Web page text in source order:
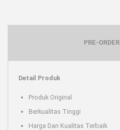
PRE-ORDER
Detail Produk
Produk Original
Berkualitas Tinggi
Harga Dan Kualitas Terbaik